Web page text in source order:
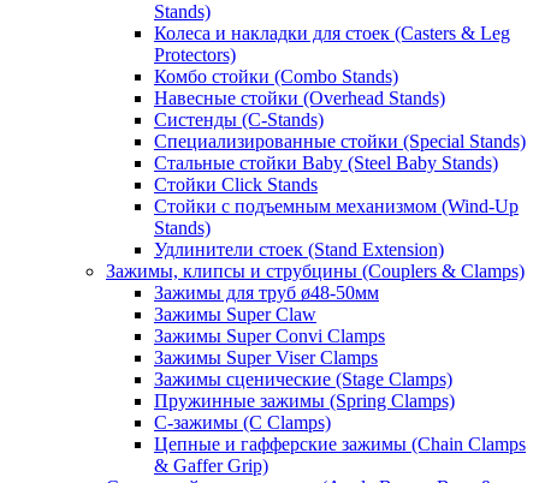
Stands)
Колеса и накладки для стоек (Casters & Leg
Protectors)
Комбо стойки (Combo Stands)
Навесные стойки (Overhead Stands)
Систенды (C-Stands)
Специализированные стойки (Special Stands)
Стальные стойки Baby (Steel Baby Stands)
Стойки Click Stands
Стойки с подъемным механизмом (Wind-Up
Stands)
Удлинители стоек (Stand Extension)
Зажимы, клипсы и струбцины (Couplers & Clamps)
Зажимы для труб ø48-50мм
Зажимы Super Claw
Зажимы Super Convi Clamps
Зажимы Super Viser Clamps
Зажимы сценические (Stage Clamps)
Пружинные зажимы (Spring Clamps)
С-зажимы (C Clamps)
Цепные и гафферские зажимы (Chain Clamps
& Gaffer Grip)